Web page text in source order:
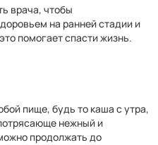
врача, чтобы
на ранней стадии и
помогает спасти жизнь.
пище, будь то каша с утра,
нежный и
продолжать до